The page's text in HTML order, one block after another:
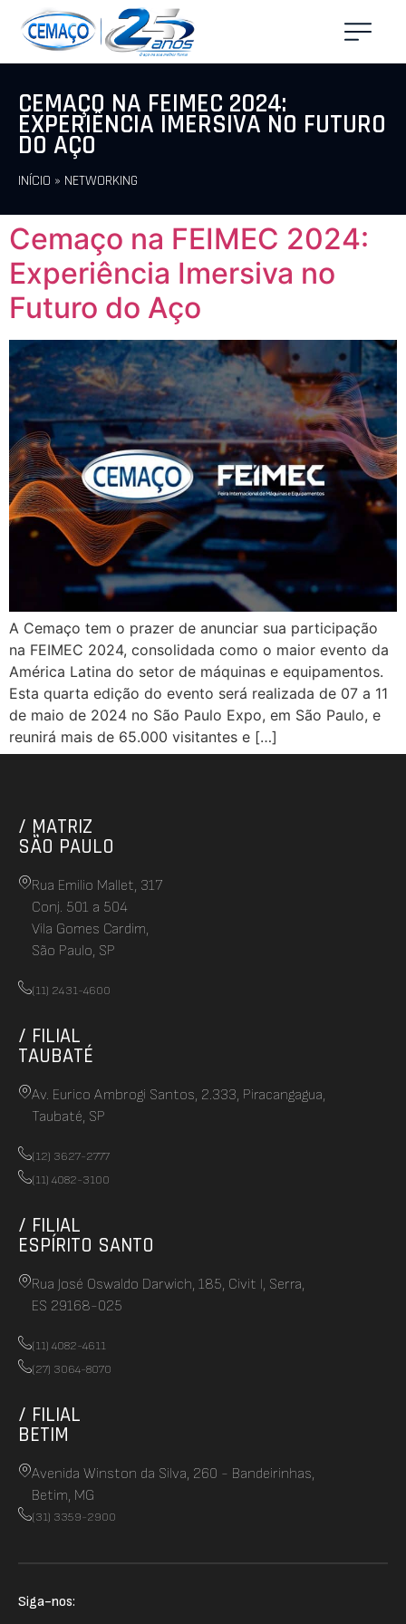
CEMAÇO NA FEIMEC 2024:
EXPERIÊNCIA IMERSIVA NO FUTURO
DO AÇO
INÍCIO » NETWORKING
Cemaço na FEIMEC 2024:
Experiência Imersiva no
Futuro do Aço
A Cemaço tem o prazer de anunciar sua participação
na FEIMEC 2024, consolidada como o maior evento da
América Latina do setor de máquinas e equipamentos.
Esta quarta edição do evento será realizada de 07 a 11
de maio de 2024 no São Paulo Expo, em São Paulo, e
reunirá mais de 65.000 visitantes e […]
/ MATRIZ
SÃO PAULO
Rua Emilio Mallet, 317
Conj. 501 a 504
Vila Gomes Cardim,
São Paulo, SP
(11) 2431-4600
/ FILIAL
TAUBATÉ
Av. Eurico Ambrogi Santos, 2.333, Piracangagua,
Taubaté, SP
(12) 3627-2777
(11) 4082-3100
/ FILIAL
ESPÍRITO SANTO
Rua José Oswaldo Darwich, 185, Civit I, Serra,
ES 29168-025
(11) 4082-4611
(27) 3064-8070
/ FILIAL
BETIM
Avenida Winston da Silva, 260 - Bandeirinhas,
Betim, MG
(31) 3359-2900
Siga-nos: